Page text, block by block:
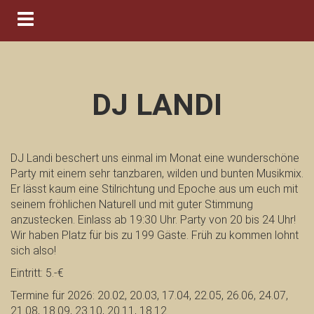
Navigation ein-/ausblenden
DJ LANDI
DJ Landi beschert uns einmal im Monat eine wunderschöne
Party mit einem sehr tanzbaren, wilden und bunten Musikmix.
Er lässt kaum eine Stilrichtung und Epoche aus um euch mit
seinem fröhlichen Naturell und mit guter Stimmung
anzustecken. Einlass ab 19:30 Uhr. Party von 20 bis 24 Uhr!
Wir haben Platz für bis zu 199 Gäste. Früh zu kommen lohnt
sich also!
Eintritt: 5.-€
Termine für 2026: 20.02, 20.03, 17.04, 22.05, 26.06, 24.07,
21.08, 18.09, 23.10, 20.11, 18.12